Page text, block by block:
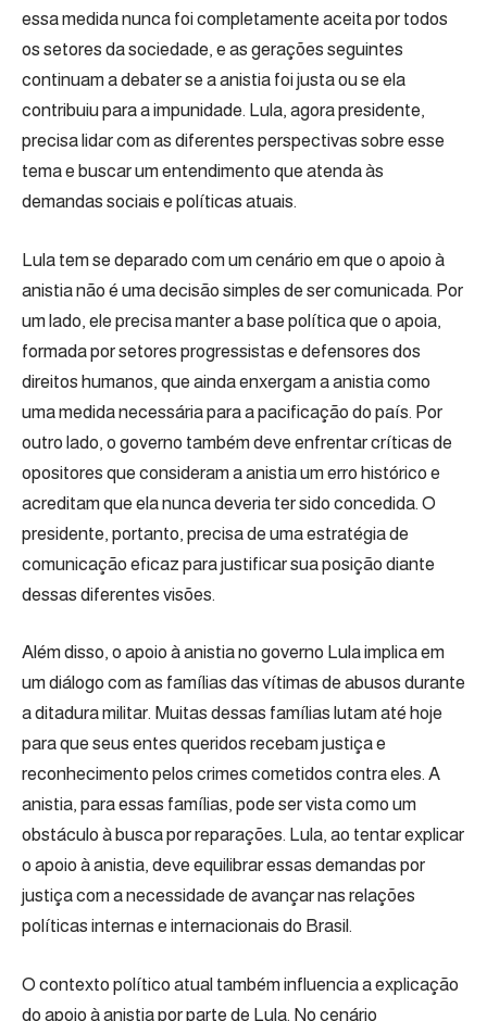
essa medida nunca foi completamente aceita por todos
os setores da sociedade, e as gerações seguintes
continuam a debater se a anistia foi justa ou se ela
contribuiu para a impunidade. Lula, agora presidente,
precisa lidar com as diferentes perspectivas sobre esse
tema e buscar um entendimento que atenda às
demandas sociais e políticas atuais.
Lula tem se deparado com um cenário em que o apoio à
anistia não é uma decisão simples de ser comunicada. Por
um lado, ele precisa manter a base política que o apoia,
formada por setores progressistas e defensores dos
direitos humanos, que ainda enxergam a anistia como
uma medida necessária para a pacificação do país. Por
outro lado, o governo também deve enfrentar críticas de
opositores que consideram a anistia um erro histórico e
acreditam que ela nunca deveria ter sido concedida. O
presidente, portanto, precisa de uma estratégia de
comunicação eficaz para justificar sua posição diante
dessas diferentes visões.
Além disso, o apoio à anistia no governo Lula implica em
um diálogo com as famílias das vítimas de abusos durante
a ditadura militar. Muitas dessas famílias lutam até hoje
para que seus entes queridos recebam justiça e
reconhecimento pelos crimes cometidos contra eles. A
anistia, para essas famílias, pode ser vista como um
obstáculo à busca por reparações. Lula, ao tentar explicar
o apoio à anistia, deve equilibrar essas demandas por
justiça com a necessidade de avançar nas relações
políticas internas e internacionais do Brasil.
O contexto político atual também influencia a explicação
do apoio à anistia por parte de Lula. No cenário